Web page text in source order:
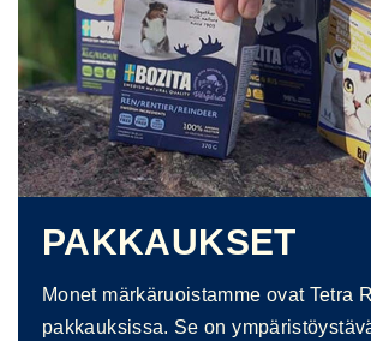
PAKKAUKSET
Monet märkäruoistamme ovat Tetra
pakkauksissa. Se on